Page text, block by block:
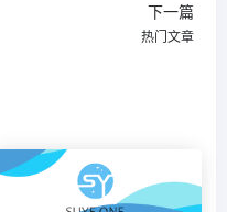
下一篇
热门文章